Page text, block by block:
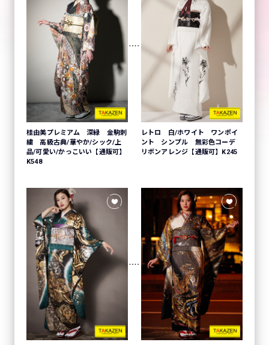
桂由美プレミアム 深緑 金駒刺
繍 高級古典/華やか/シック/上
品/可愛い/かっこいい【通販可】
K548
レトロ 白/ホワイト ワンポイ
ント シンプル 無彩色コーデ
リボンアレンジ【通販可】K245